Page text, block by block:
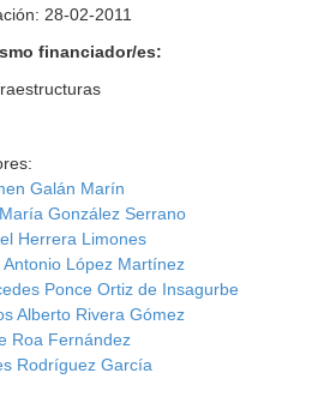
28-02-2011
financiador/es:
Galán Marín
González Serrano
Herrera Limones
Antonio López Martínez
Ponce Ortiz de Insagurbe
Alberto Rivera Gómez
Roa Fernández
Rodríguez García